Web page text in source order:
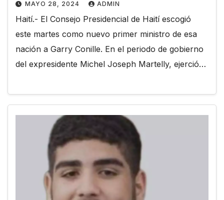
MAYO 28, 2024 ADMIN
Haití.- El Consejo Presidencial de Haití escogió
este martes como nuevo primer ministro de esa
nación a Garry Conille. En el periodo de gobierno
del expresidente Michel Joseph Martelly, ejerció…